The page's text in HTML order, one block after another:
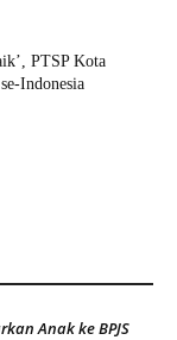
PTSP Kota
Indonesia
Anak ke BPJS